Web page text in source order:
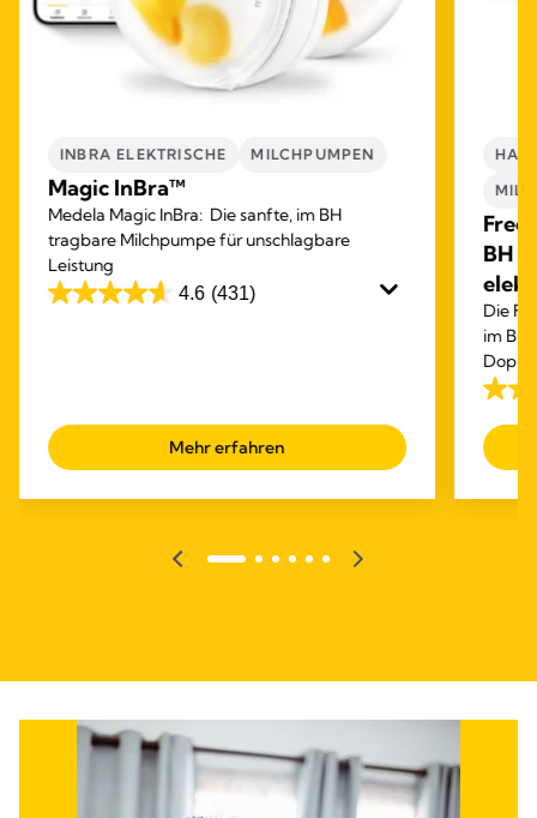
INBRA ELEKTRISCHE MILCHPUMPEN
Magic InBra™
Medela Magic InBra: Die sanfte, im BH
tragbare Milchpumpe für unschlagbare
Leistung
4.6 (431)
4.6
431
Bewertungen
Mehr erfahren
BH
Die
im BH
4.1
von
5